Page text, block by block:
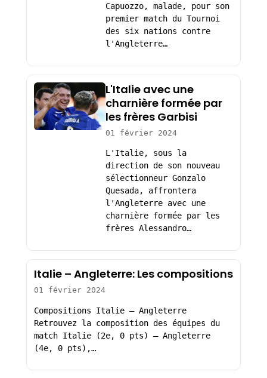
Capuozzo, malade, pour son
premier match du Tournoi
des six nations contre
l'Angleterre…
L'Italie avec une
charnière formée par
les frères Garbisi
01 février 2024
L'Italie, sous la
direction de son nouveau
sélectionneur Gonzalo
Quesada, affrontera
l'Angleterre avec une
charnière formée par les
frères Alessandro…
Italie – Angleterre: Les compositions
01 février 2024
Compositions Italie – Angleterre
Retrouvez la composition des équipes du
match Italie (2e, 0 pts) – Angleterre
(4e, 0 pts),…